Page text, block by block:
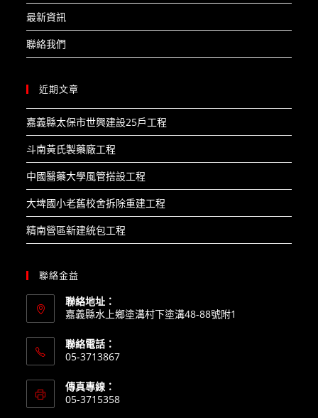
最新資訊
聯絡我們
近期文章
嘉義縣太保市世興建設25戶工程​
斗南黃氏製藥廠工程​
中國醫藥大學風管搭設工程​
大埤國小老舊校舍拆除重建工程​
精南營區新建統包工程
聯絡金益
聯絡地址：
嘉義縣水上鄉塗溝村下塗溝48-88號附1
聯絡電話：
05-3713867
傳真專線：
05-3715358